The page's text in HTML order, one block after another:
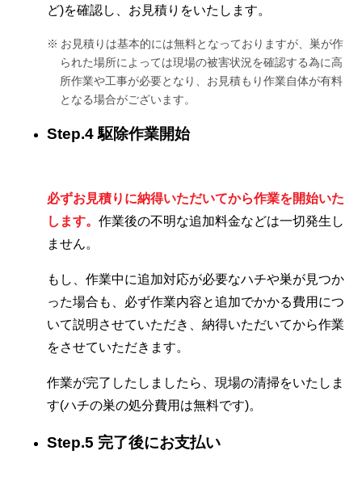
ど)を確認し、お見積りをいたします。
お見積りは基本的には無料となっておりますが、巣が作
られた場所によっては現場の被害状況を確認する為に高
所作業や工事が必要となり、お見積もり作業自体が有料
となる場合がございます。
Step.4 駆除作業開始
必ずお見積りに納得いただいてから作業を開始いた
します。 作業後の不明な追加料金などは一切発生し
ません。
もし、作業中に追加対応が必要なハチや巣が見つか
った場合も、必ず作業内容と追加でかかる費用につ
いて説明させていただき、納得いただいてから作業
をさせていただきます。
作業が完了したしましたら、現場の清掃をいたしま
す(ハチの巣の処分費用は無料です)。
Step.5 完了後にお支払い